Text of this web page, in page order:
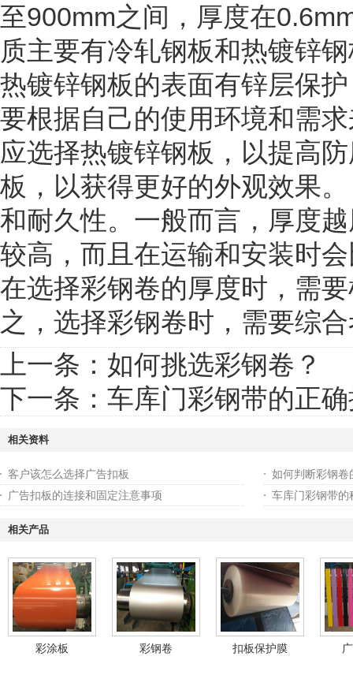
至900mm之间，厚度在
质主要有冷轧钢板和热镀锌
热镀锌钢板的表面有锌层保
要根据自己的使用环境和需
应选择热镀锌钢板，以提高
板，以获得更好的外观效果
和耐久性。一般而言，厚度
较高，而且在运输和安装时
在选择彩钢卷的厚度时，需
之，选择彩钢卷时，需要综
上一条： 如何挑选彩钢卷？
下一条： 车库门彩钢带的正
相关资料
客户该怎么选择广告扣板
如何判断彩钢卷
广告扣板的连接和固定注意事项
车库门彩钢带的
相关产品
彩涂板 彩钢卷 扣板保护膜